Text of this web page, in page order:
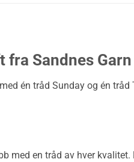
fra Sandnes Garn
én tråd Sunday og én
med en tråd av hver